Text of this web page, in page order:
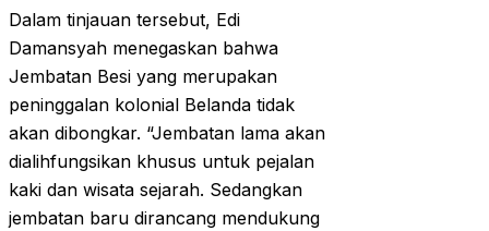
Dalam tinjauan tersebut, Edi
Damansyah menegaskan bahwa
Jembatan Besi yang merupakan
peninggalan kolonial Belanda tidak
akan dibongkar. “Jembatan lama akan
dialihfungsikan khusus untuk pejalan
kaki dan wisata sejarah. Sedangkan
jembatan baru dirancang mendukung